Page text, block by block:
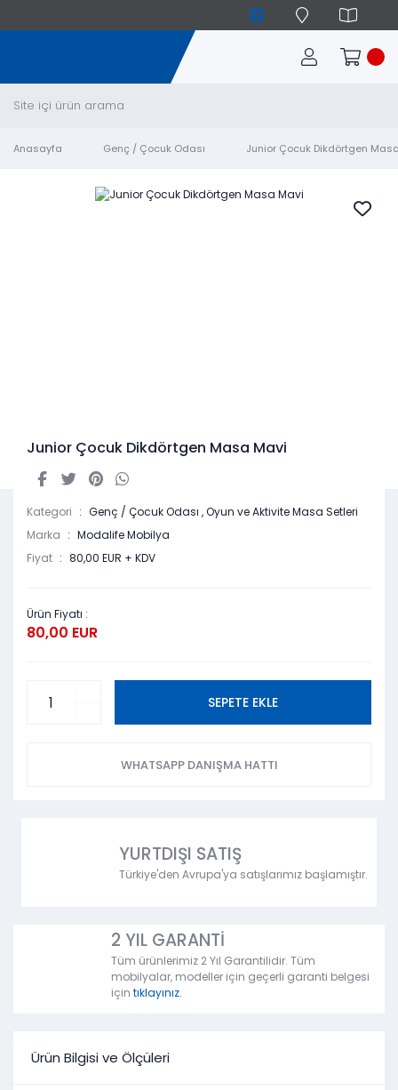
Anasayfa Genç / Çocuk Odası Junior Çocuk Dikdörtgen
Junior Çocuk Dikdörtgen Masa Mavi
Kategori Genç / Çocuk Odası ,Oyun ve Aktivite Masa Setleri
Marka
Modalife Mobilya
Fiyat
80,00 EUR + KDV
Ürün Fiyatı :
80,00 EUR
SEPETE EKLE
WHATSAPP DANIŞMA HATTI
YURTDIŞI SATIŞ
Türkiye'den Avrupa'ya satışlarımız başlamıştır.
2 YIL GARANTİ
Tüm ürünlerimiz 2 Yıl Garantilidir. Tüm
mobilyalar, modeller için geçerli garanti belgesi
için tıklayınız.
Ürün Bilgisi ve Ölçüleri